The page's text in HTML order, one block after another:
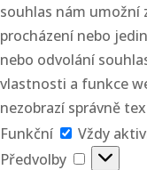
souhlas nám umožní
procházení nebo
nebo odvolání
vlastnosti a funkce
nezobrazí správně
Funkční
Funkční
Vždy
Předvolby
Předvolby